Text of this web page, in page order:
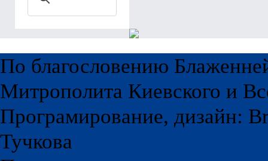
По благословению
Митрополита Киевского и
Програмирование, дизайн:
Тучкова